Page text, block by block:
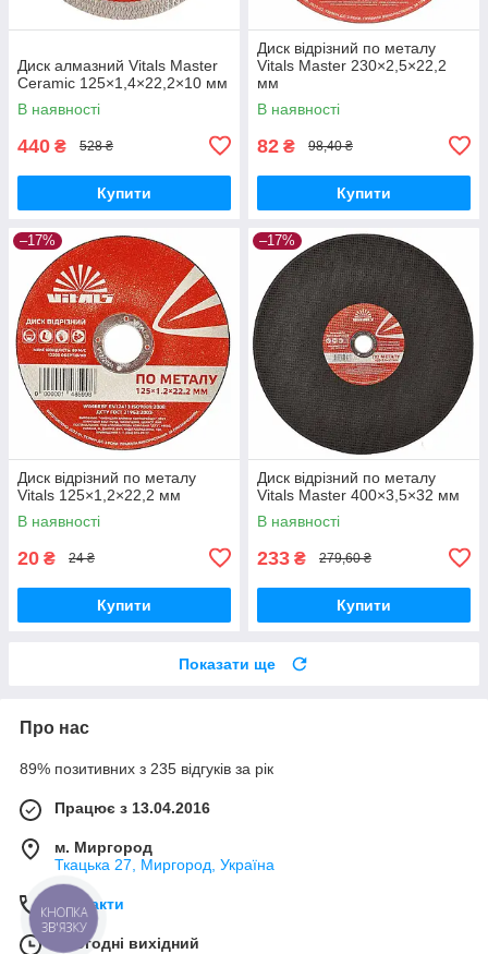
Диск алмазний Vitals Master
Ceramic 125×1,4×22,2×10 мм
В наявності
440 ₴ 528 ₴
Купити
Диск відрізний по металу
Vitals Master 230×2,5×22,2
мм
В наявності
82 ₴ 98,40 ₴
Купити
–17%
Диск відрізний по металу
Vitals 125×1,2×22,2 мм
В наявності
20 ₴ 24 ₴
Купити
–17%
Диск відрізний по металу
Vitals Master 400×3,5×32 мм
В наявності
233 ₴ 279,60 ₴
Купити
Показати ще
Про нас
89% позитивних з 235 відгуків за рік
Працює з 13.04.2016
м. Миргород
Ткацька 27, Миргород, Україна
Контакти
Сьогодні вихідний
КНОПКА
ЗВ'ЯЗКУ